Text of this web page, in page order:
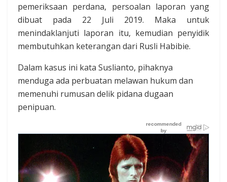
pemeriksaan perdana, persoalan laporan yang
dibuat pada 22 Juli 2019. Maka untuk
menindaklanjuti laporan itu, kemudian penyidik
membutuhkan keterangan dari Rusli Habibie.
Dalam kasus ini kata Suslianto, pihaknya
menduga ada perbuatan melawan hukum dan
memenuhi rumusan delik pidana dugaan
penipuan.